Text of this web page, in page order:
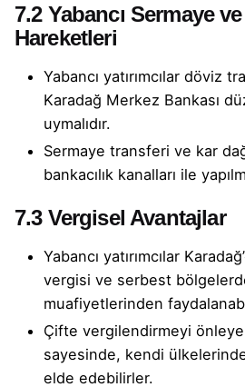
7.2 Yabancı Sermaye
Hareketleri
Yabancı yatırımcılar döviz
Karadağ Merkez Bankası
uymalıdır.
Sermaye transferi ve kar
bankacılık kanalları ile
7.3 Vergisel Avantajlar
Yabancı yatırımcılar
vergisi ve serbest
muafiyetlerinden
Çifte vergilendirmeyi
sayesinde, kendi
elde edebilirler.